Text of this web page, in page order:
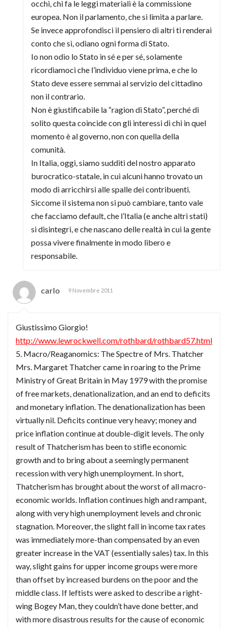
occhi, chi fa le leggi materiali è la commissione
europea. Non il parlamento, che si limita a parlare.
Se invece approfondisci il pensiero di altri ti renderai
conto che sì, odiano ogni forma di Stato.
Io non odio lo Stato in sé e per sé, solamente
ricordiamoci che l’individuo viene prima, e che lo
Stato deve essere semmai al servizio del cittadino
non il contrario.
Non è giustificabile la “ragion di Stato”, perché di
solito questa coincide con gli interessi di chi in quel
momento è al governo, non con quella della
comunità.
In Italia, oggi, siamo sudditi del nostro apparato
burocratico-statale, in cui alcuni hanno trovato un
modo di arricchirsi alle spalle dei contribuenti.
Siccome il sistema non si può cambiare, tanto vale
che facciamo default, che l’Italia (e anche altri stati)
si disintegri, e che nascano delle realtà in cui la gente
possa vivere finalmente in modo libero e
responsabile.
carlo 9 Novembre 2011
Giustissimo Giorgio!
http://www.lewrockwell.com/rothbard/rothbard57.html
5. Macro/Reaganomics: The Spectre of Mrs. Thatcher
Mrs. Margaret Thatcher came in roaring to the Prime
Ministry of Great Britain in May 1979 with the promise
of free markets, denationalization, and an end to deficits
and monetary inflation. The denationalization has been
virtually nil. Deficits continue very heavy; money and
price inflation continue at double-digit levels. The only
result of Thatcherism has been to stifle economic
growth and to bring about a seemingly permanent
recession with very high unemployment. In short,
Thatcherism has brought about the worst of all macro-
economic worlds. Inflation continues high and rampant,
along with very high unemployment levels and chronic
stagnation. Moreover, the slight fall in income tax rates
was immediately more-than compensated by an even
greater increase in the VAT (essentially sales) tax. In this
way, slight gains for upper income groups were more
than offset by increased burdens on the poor and the
middle class. If leftists were asked to describe a right-
wing Bogey Man, they couldn’t have done better, and
with more disastrous results for the cause of economic